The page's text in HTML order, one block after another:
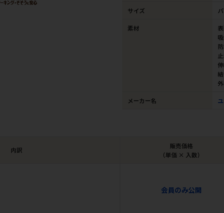
サイズ
素材
メーカー名
内訳
販売価格
（単価 × 入数）
会員のみ公開